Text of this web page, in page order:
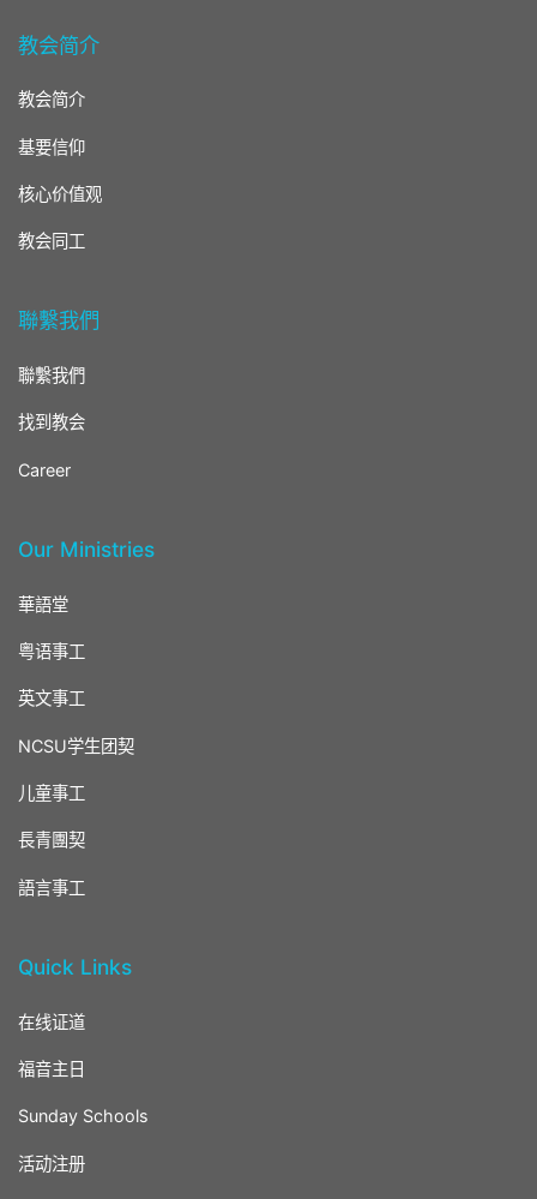
教会简介
教会简介
基要信仰
核心价值观
教会同工
聯繫我們
聯繫我們
找到教会
Career
Our Ministries
華語堂
粤语事工
英文事工
NCSU学生团契
儿童事工
長青團契
語言事工
Quick Links
在线证道
福音主日
Sunday Schools
活动注册